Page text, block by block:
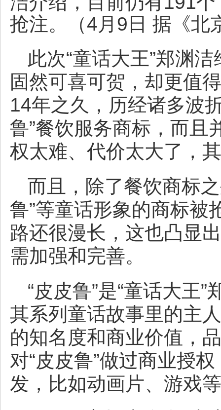
抢注。（4月9日 据《北
此次“童话大王”郑渊
固然可喜可贺，却更值
14年之久，历经诸多波
鲁”餐饮服务商标，而且
权太难、代价太大了，
而且，除了餐饮商标
鲁”等童话形象的商标被
路还很漫长，这也凸显
需加强和完善。
“皮皮鲁”是“童话大王
其系列童话故事里的主
的知名度和商业价值，
对“皮皮鲁”做过商业授
发，比如动画片、游戏